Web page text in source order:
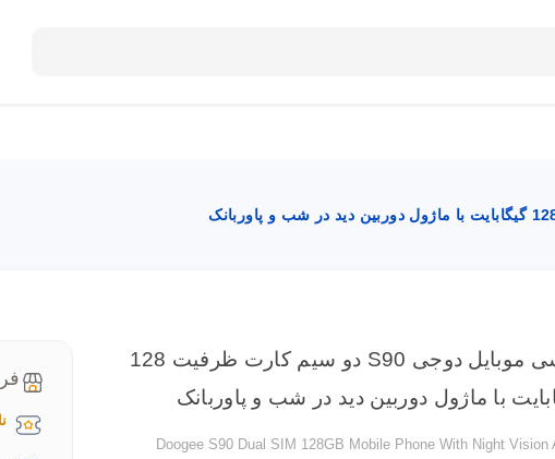
گوشی موبایل دوجی S90 دو سیم کارت ظرفیت 128
با ماژول دوربین دید در شب و پاوربانک
Doogee S90 Dual SIM 128GB Mobile Phone With Night Vision